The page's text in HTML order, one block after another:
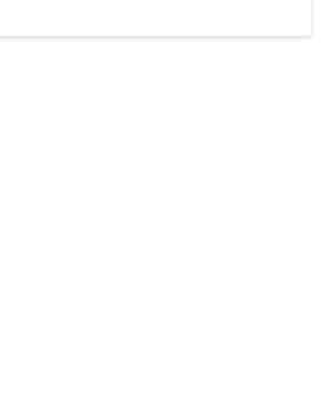
heute nicht mehr, ist aber integrativer